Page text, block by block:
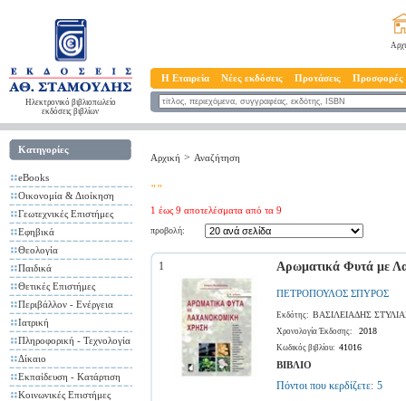
Ηλεκτρονικό βιβλιοπωλείο
εκδόσεις βιβλίων
Η Εταιρεία Νέες εκδόσεις Προτάσεις Προσφορές
Κατηγορίες
eBooks
Οικονομία & Διοίκηση
Γεωτεχνικές Επιστήμες
Εφηβικά
Θεολογία
Παιδικά
Θετικές Επιστήμες
Περιβάλλον - Ενέργεια
Ιατρική
Πληροφορική - Τεχνολογία
Δίκαιο
Εκπαίδευση - Κατάρτιση
Κοινωνικές Επιστήμες
Αρχική > Αναζήτηση
""
1 έως 9 αποτελέσματα από τα 9
προβολή:
1 Αρωματικά Φυτά με
ΠΕΤΡΟΠΟΥΛΟΣ ΣΠΥΡΟΣ
Εκδότης: ΒΑΣΙΛΕΙΑΔΗΣ
Χρονολογία Έκδοσης: 2018
Κωδικός βιβλίου: 41016
ΒΙΒΛΙΟ
Πόντοι που κερδίζετε: 5